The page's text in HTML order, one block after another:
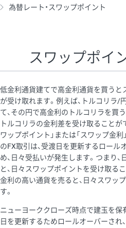
為替レート・スワップポイント
スワップポイ
低金利通貨建てで高金利通貨を買うと
が受け取れます。例えば、トルコリラ/
て、その円で高金利のトルコリラを買
トルコリラの金利差を受け取ることが
ワップポイント」または「スワップ金
のFX取引は、受渡日を更新するロール
め、日々受払いが発生します。つまり
と、日々スワップポイントを受け取る
金利の高い通貨を売ると、日々スワッ
す。
ニューヨーククローズ時点で建玉を保
日を更新するためロールオーバーされ